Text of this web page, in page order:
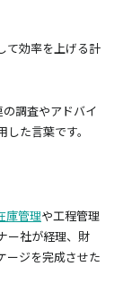
て効率を上げる計
調査やアドバイ
た言葉です。
庫管理や工程管理
ー社が経理、財
ージを完成させた